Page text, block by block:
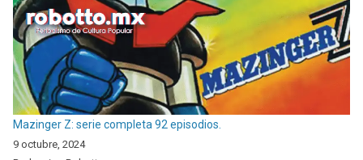
Mazinger Z: serie completa 92 episodios.
9 octubre, 2024